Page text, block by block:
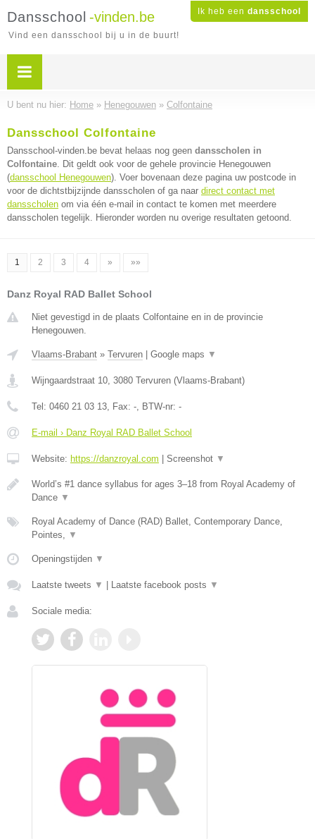
Ik heb een dansschool
Dansschool -vinden.be
Vind een dansschool bij u in de buurt!
U bent nu hier: Home » Henegouwen » Colfontaine
Dansschool Colfontaine
Dansschool-vinden.be bevat helaas nog geen dansscholen in
Colfontaine. Dit geldt ook voor de gehele provincie Henegouwen
(dansschool Henegouwen). Voer bovenaan deze pagina uw postcode in
voor de dichtstbijzijnde dansscholen of ga naar direct contact met
dansscholen om via één e-mail in contact te komen met meerdere
dansscholen tegelijk. Hieronder worden nu overige resultaten getoond.
1 2 3 4 » »»
Danz Royal RAD Ballet School
Niet gevestigd in de plaats Colfontaine en in de provincie
Henegouwen.
Vlaams-Brabant » Tervuren Google maps ▼
Wijngaardstraat 10, 3080 Tervuren (Vlaams-Brabant)
Tel: 0460 21 03 13, Fax: -, BTW-nr: -
E-mail › Danz Royal RAD Ballet School
Website: https://danzroyal.com Screenshot ▼
World’s #1 dance syllabus for ages 3–18 from Royal Academy of
Dance ▼
Royal Academy of Dance (RAD) Ballet, Contemporary Dance,
Pointes, ▼
Openingstijden ▼
Laatste tweets ▼ Laatste facebook posts ▼
Sociale media: